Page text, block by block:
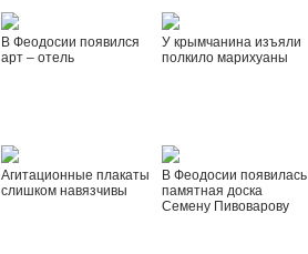
В Феодосии появился
арт – отель
У крымчанина изъяли
полкило марихуаны
Агитационные плакаты
слишком навязчивы
В Феодосии появилась
памятная доска
Семену Пивоварову